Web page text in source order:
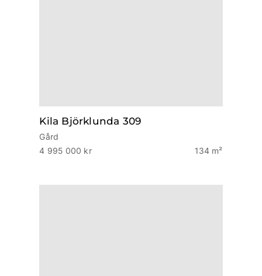
Kila Björklunda 309
Gård
4 995 000 kr
134 m²